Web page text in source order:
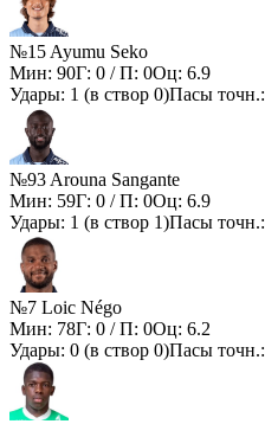
№15 Ayumu Seko
Мин: 90Г: 0 / П: 0Оц: 6.9
Удары: 1 (в створ 0)Пасы точн.:
№93 Arouna Sangante
Мин: 59Г: 0 / П: 0Оц: 6.9
Удары: 1 (в створ 1)Пасы точн.:
№7 Loic Négo
Мин: 78Г: 0 / П: 0Оц: 6.2
Удары: 0 (в створ 0)Пасы точн.: